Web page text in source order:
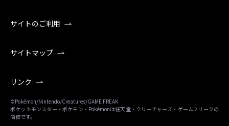
サイトのご利用
サイトマップ
リンク
©Pokémon/Nintendo/Creatures/GAME FREAK
ポケットモンスター・ポケモン・Pokémonは任天堂・クリーチャーズ・ゲームフリークの
商標です。